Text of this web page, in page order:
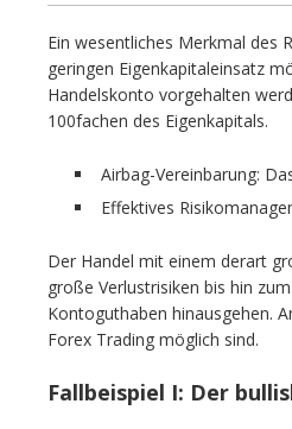
Ein wesentliches Merkmal des
geringen Eigenkapitaleinsatz
Handelskonto vorgehalten
100fachen des Eigenkapitals.
Airbag-Vereinbarung:
Effektives
Der Handel mit einem derart
große Verlustrisiken bis hin
Kontoguthaben hinausgehen.
Forex Trading möglich sind.
Fallbeispiel I: Der